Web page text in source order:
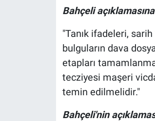
Bahçeli
"Tanık ifadeleri,
bulguların dava
etapları
tecziyesi maşeri
temin edilmelidir."
Bahçeli'nin
Programlar